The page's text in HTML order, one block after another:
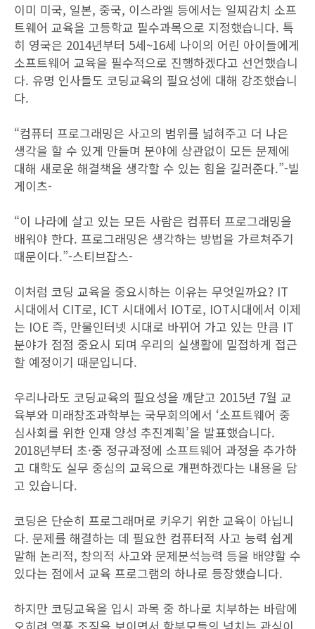
이미 미국, 일본, 중국, 이스라엘 등에서는 일찌감치 소프
트웨어 교육을 고등학교 필수과목으로 지정했습니다. 특
히 영국은 2014년부터 5세~16세 나이의 어린 아이들에게
소프트웨어 교육을 필수적으로 진행하겠다고 선언했습니
다. 유명 인사들도 코딩교육의 필요성에 대해 강조했습니
다.
“컴퓨터 프로그래밍은 사고의 범위를 넓혀주고 더 나은
생각을 할 수 있게 만들며 분야에 상관없이 모든 문제에
대해 새로운 해결책을 생각할 수 있는 힘을 길러준다.”-빌
게이츠-
“이 나라에 살고 있는 모든 사람은 컴퓨터 프로그래밍을
배워야 한다. 프로그래밍은 생각하는 방법을 가르쳐주기
때문이다.”-스티브잡스-
이처럼 코딩 교육을 중요시하는 이유는 무엇일까요? IT
시대에서 CIT로, ICT 시대에서 IOT로, IOT시대에서 이제
는 IOE 즉, 만물인터넷 시대로 바뀌어 가고 있는 만큼 IT
분야가 점점 중요시 되며 우리의 실생활에 밀접하게 접근
할 예정이기 때문입니다.
우리나라도 코딩교육의 필요성을 깨닫고 2015년 7월 교
육부와 미래창조과학부는 국무회의에서 ‘소프트웨어 중
심사회를 위한 인재 양성 추진계획’을 발표했습니다.
2018년부터 초·중 정규과정에 소프트웨어 과정을 추가하
고 대학도 실무 중심의 교육으로 개편하겠다는 내용을 담
고 있습니다.
코딩은 단순히 프로그래머로 키우기 위한 교육이 아닙니
다. 문제를 해결하는 데 필요한 컴퓨터적 사고 능력 쉽게
말해 논리적, 창의적 사고와 문제분석능력 등을 배양할 수
있다는 점에서 교육 프로그램의 하나로 등장했습니다.
하지만 코딩교육을 입시 과목 중 하나로 치부하는 바람에